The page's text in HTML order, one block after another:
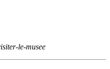
le-musee